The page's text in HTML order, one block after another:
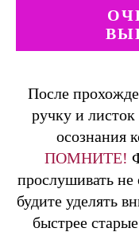
После
ручку и листок
осознания
ПОМНИТЕ!
прослушивать
будите уделять
быстрее